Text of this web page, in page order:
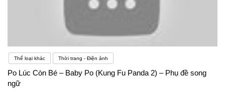
Thể loại khác Thời trang - Điện ảnh
Po Lúc Còn Bé – Baby Po (Kung Fu Panda 2) – Phụ đề song
ngữ